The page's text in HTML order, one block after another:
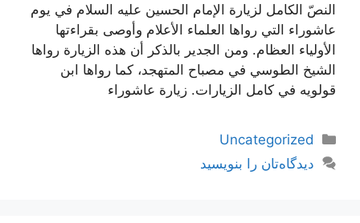
النصّ الكامل لزيارة الإمام الحسين عليه السلام في يوم
عاشوراء التي رواها العلماء الأعلام وأوصى بقراءتها
الأولياء العظام. ومن الجدير بالذكر أن هذه الزيارة رواها
الشيخ الطوسي في مصباح المتهجد، كما رواها ابن
قولويه في كامل الزيارات. زيارة عاشوراء
دسته‌ها
Uncategorized
دیدگاه‌تان را بنویسید